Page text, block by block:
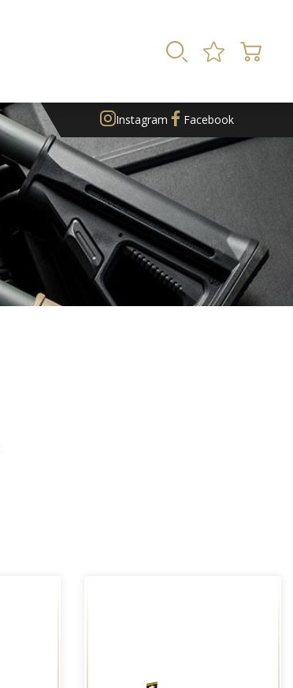
Instagram Facebook